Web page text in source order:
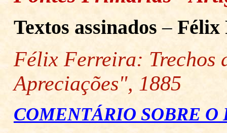
Textos assinados– Félix
Félix Ferreira: Trechos
Apreciações", 1885
COMENTÁRIO SOBRE O